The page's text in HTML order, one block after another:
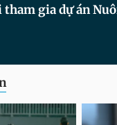
gia dự án